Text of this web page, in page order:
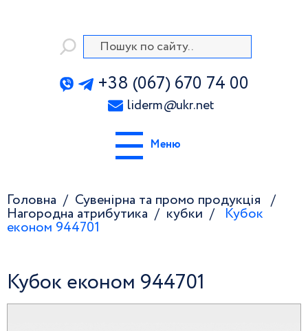
+38 (067) 670 74 00
liderm@ukr.net
Меню
Головна
Сувенірна та промо продукція
Нагородна атрибутика
кубки
Кубок
економ 944701
Кубок економ 944701